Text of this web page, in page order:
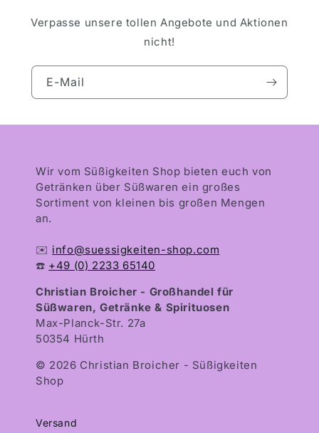
Verpasse unsere tollen Angebote und Aktionen
nicht!
E-Mail
Wir vom Süßigkeiten Shop bieten euch von
Getränken über Süßwaren ein großes
Sortiment von kleinen bis großen Mengen
an.
✉️ info@suessigkeiten-shop.com
☎️ +49 (0) 2233 65140
Christian Broicher - Großhandel für
Süßwaren, Getränke & Spirituosen
Max-Planck-Str. 27a
50354 Hürth
© 2026 Christian Broicher - Süßigkeiten
Shop
Versand